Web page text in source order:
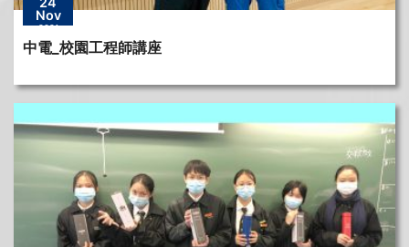
Nov
2021
中電_校園工程師講座